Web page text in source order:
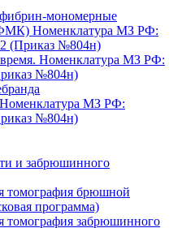
мономерные
Номенклатура МЗ РФ:
(Приказ №804н)
Номенклатура МЗ РФ:
№804н)
МЗ РФ:
№804н)
и забрюшинного
томография брюшной
программа)
томография забрюшинного